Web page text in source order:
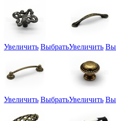
Увеличить ВыбратьУвеличить
Увеличить ВыбратьУвеличить